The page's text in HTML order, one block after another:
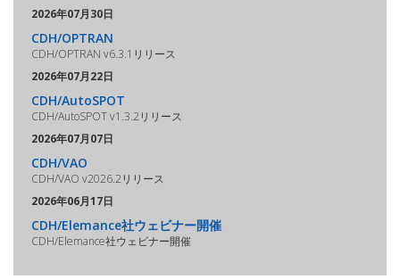
2026年07月30日
CDH/OPTRAN
CDH/OPTRAN v6.3.1リリース
2026年07月22日
CDH/AutoSPOT
CDH/AutoSPOT v1.3.2リリース
2026年07月07日
CDH/VAO
CDH/VAO v2026.2リリース
2026年06月17日
CDH/Elemance社ウェビナー開催
CDH/Elemance社ウェビナー開催